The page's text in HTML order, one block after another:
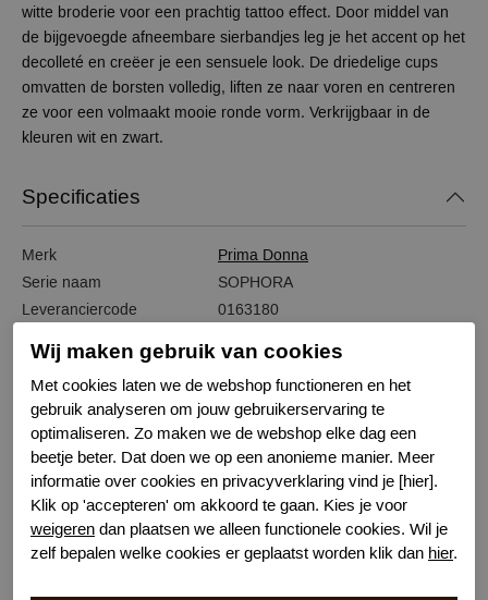
witte broderie voor een prachtig tattoo effect. Door middel van
de bijgevoegde afneembare sierbandjes leg je het accent op het
decolleté en creëer je een sensuele look. De driedelige cups
omvatten de borsten volledig, liften ze naar voren en centreren
ze voor een volmaakt mooie ronde vorm. Verkrijgbaar in de
kleuren wit en zwart.
Specificaties
Merk
Prima Donna
Serie naam
SOPHORA
Leveranciercode
0163180
Kleur
Zwart
Sluiting
Haaksluiting
Wasvoorschrift
handwas
Kenmerk
Niet voorgevormd met beugel
Gerelateerde producten
Wij maken gebruik van cookies
Met cookies laten we de webshop functioneren en het
gebruik analyseren om jouw gebruikerservaring te
optimaliseren. Zo maken we de webshop elke dag een
beetje beter. Dat doen we op een anonieme manier. Meer
informatie over cookies en privacyverklaring vind je [hier].
Klik op 'accepteren' om akkoord te gaan. Kies je voor
weigeren dan plaatsen we alleen functionele cookies. Wil je
zelf bepalen welke cookies er geplaatst worden klik dan hier.